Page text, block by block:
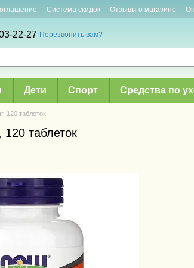
Система скидок Отзывы о магазине
22-27 Перезвонить вам?
Дети Спорт Средства по
120 таблеток
таблеток